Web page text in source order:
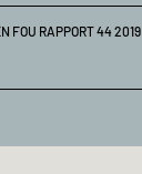
FOU RAPPORT 44 2019